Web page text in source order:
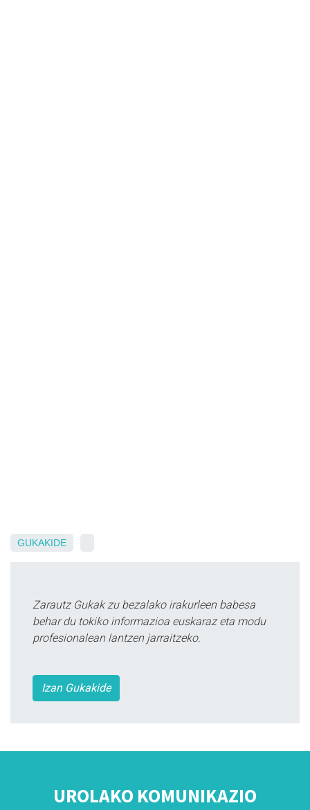
GUKAKIDE
Zarautz Gukak zu bezalako irakurleen babesa
behar du tokiko informazioa euskaraz eta modu
profesionalean lantzen jarraitzeko.
Izan Gukakide
UROLAKO KOMUNIKAZIO